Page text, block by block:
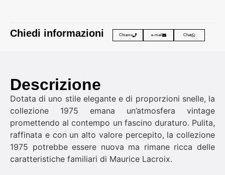
Chiedi informazioni Chiama e-mail Chat
Descrizione
Dotata di uno stile elegante e di proporzioni snelle, la
collezione 1975 emana un’atmosfera vintage
promettendo al contempo un fascino duraturo. Pulita,
raffinata e con un alto valore percepito, la collezione
1975 potrebbe essere nuova ma rimane ricca delle
caratteristiche familiari di Maurice Lacroix.